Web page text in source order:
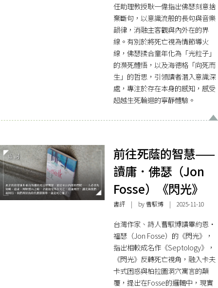
任助理教授耿一偉指出佛瑟刻意捨
棄斷句，以意識流般的長句與音樂
韻律，消融主客觀與內外在的界
線。有別於將死亡視為情節導火
線，佛瑟揉合童年化為「光粒子」
的瀕死體悟，以及海德格「向死而
生」的哲思，引領讀者潛入意識深
處，專注於存在本身的感知，感受
超越生死輪迴的寧靜體驗。
前往死蔭的智慧——
讀庸．佛瑟（Jon
Fosse）《閃光》
書評| by曹馭博| 2025-11-10
台灣作家、詩人曹馭博讀畢約恩・
福瑟（Jon Fosse）的《閃光》，
指出相較成名作《Septology》，
《閃光》反轉死亡視角，融入卡夫
卡式困惑與柏拉圖洞穴寓言的顛
覆，提出在Fosse的邏輯中，現實